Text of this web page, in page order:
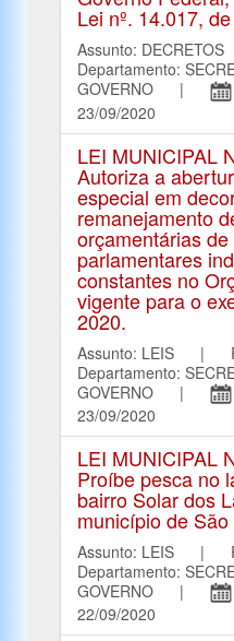
Lei nº. 14.017,
Assunto:
Departamento:
GOVERNO |
23/09/2020
LEI MUNICIPAL
Autoriza a
especial em
remanejamento
orçamentárias
parlamentares
constantes no
vigente para o
2020.
Assunto: LEIS |
Departamento:
GOVERNO |
23/09/2020
LEI MUNICIPAL
Proíbe pesca no
bairro Solar dos
município de
Assunto: LEIS |
Departamento:
GOVERNO |
22/09/2020